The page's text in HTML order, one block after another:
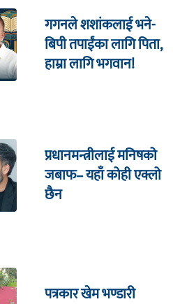
गगनले शशांकलाई भने-
बिपी तपाईंका लागि पिता,
हाम्रा लागि भगवान!
प्रधानमन्त्रीलाई मनिषको
जबाफ– यहाँ कोही एक्लो
छैन
पत्रकार खेम भण्डारी